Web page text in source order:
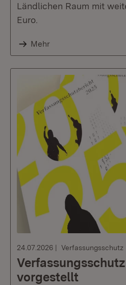
Ländlichen Raum mit
Euro.
Mehr
24.07.2026 Verfassungsschutz
vorgestellt